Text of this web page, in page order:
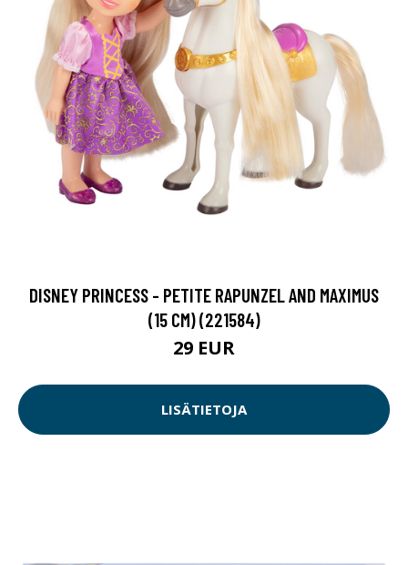
DISNEY PRINCESS - PETITE RAPUNZEL AND MAXIMUS
(15 CM) (221584)
29 EUR
LISÄTIETOJA